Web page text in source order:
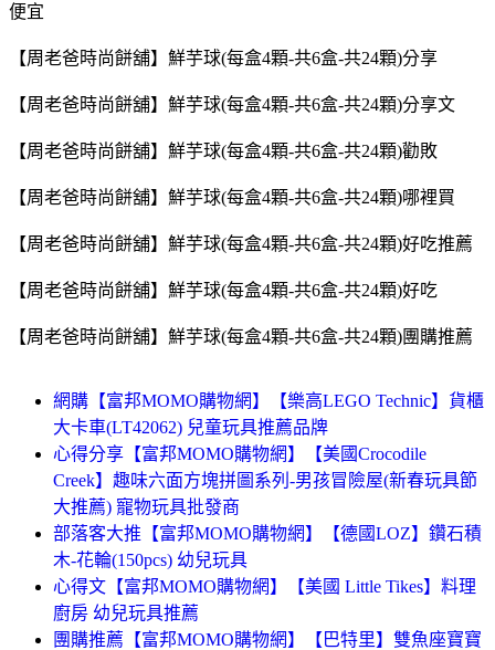
便宜
【周老爸時尚餅舖】鮮芋球(每盒4顆-共6盒-共24顆)分享
【周老爸時尚餅舖】鮮芋球(每盒4顆-共6盒-共24顆)分享文
【周老爸時尚餅舖】鮮芋球(每盒4顆-共6盒-共24顆)勸敗
【周老爸時尚餅舖】鮮芋球(每盒4顆-共6盒-共24顆)哪裡買
【周老爸時尚餅舖】鮮芋球(每盒4顆-共6盒-共24顆)好吃推薦
【周老爸時尚餅舖】鮮芋球(每盒4顆-共6盒-共24顆)好吃
【周老爸時尚餅舖】鮮芋球(每盒4顆-共6盒-共24顆)團購推薦
網購【富邦MOMO購物網】【樂高LEGO Technic】貨櫃
大卡車(LT42062) 兒童玩具推薦品牌
心得分享【富邦MOMO購物網】【美國Crocodile
Creek】趣味六面方塊拼圖系列-男孩冒險屋(新春玩具節
大推薦) 寵物玩具批發商
部落客大推【富邦MOMO購物網】【德國LOZ】鑽石積
木-花輪(150pcs) 幼兒玩具
心得文【富邦MOMO購物網】【美國 Little Tikes】料理
廚房 幼兒玩具推薦
團購推薦【富邦MOMO購物網】【巴特里】雙魚座寶寶